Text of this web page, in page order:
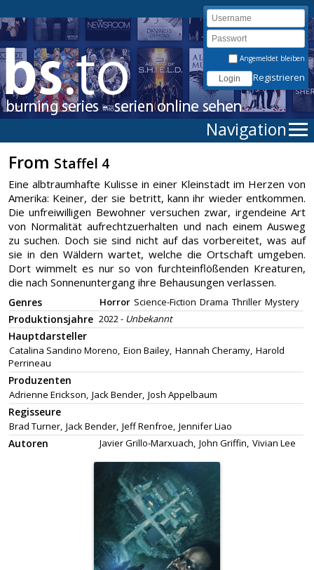
Angemeldet bleiben
Registrieren
Navigation
From Staffel 4
Eine albtraumhafte Kulisse in einer Kleinstadt im Herzen von
Amerika: Keiner, der sie betritt, kann ihr wieder entkommen.
Die unfreiwilligen Bewohner versuchen zwar, irgendeine Art
von Normalität aufrechtzuerhalten und nach einem Ausweg
zu suchen. Doch sie sind nicht auf das vorbereitet, was auf
sie in den Wäldern wartet, welche die Ortschaft umgeben.
Dort wimmelt es nur so von furchteinflößenden Kreaturen,
die nach Sonnenuntergang ihre Behausungen verlassen.
Genres Horror Science-Fiction Drama Thriller Mystery
Produktionsjahre 2022 - Unbekannt
Hauptdarsteller
Catalina Sandino Moreno, Eion Bailey, Hannah Cheramy, Harold
Perrineau
Produzenten
Adrienne Erickson, Jack Bender, Josh Appelbaum
Regisseure
Brad Turner, Jack Bender, Jeff Renfroe, Jennifer Liao
Autoren Javier Grillo-Marxuach, John Griffin, Vivian Lee